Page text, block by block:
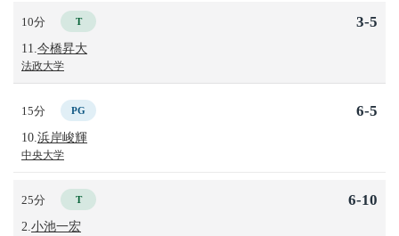
10分 T
11. 今橋昇大
法政大学
3-5
15分 PG
10. 浜岸峻輝
中央大学
6-5
25分 T
2. 小池一宏
6-10